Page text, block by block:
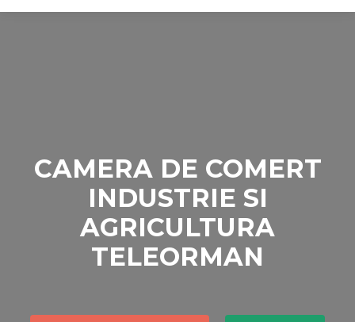
CAMERA DE COMERT
INDUSTRIE SI
AGRICULTURA
TELEORMAN